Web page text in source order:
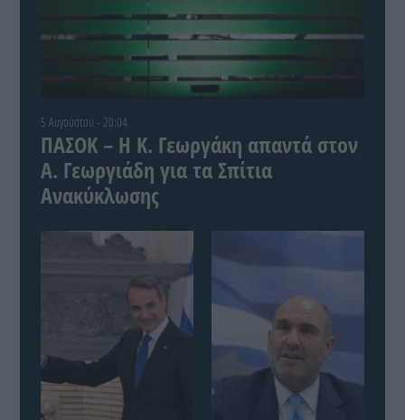
5 Αυγούστου - 20:04
ΠΑΣΟΚ – Η Κ. Γεωργάκη απαντά στον
Α. Γεωργιάδη για τα Σπίτια
Ανακύκλωσης